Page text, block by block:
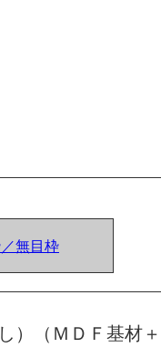
無目枠
）（ＭＤＦ基